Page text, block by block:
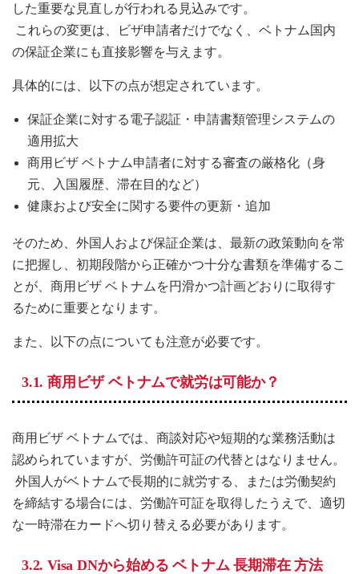
した重要な見直しが行われる見込みです。
これらの変更は、ビザ申請者だけでなく、ベトナム国内
の保証企業にも直接影響を与えます。
具体的には、以下の点が想定されています。
保証企業に対する電子認証・申請書類管理システムの
適用拡大
商用ビザ ベトナム申請者に対する審査の厳格化（身
元、入国履歴、滞在目的など）
健康および安全に関する要件の更新・追加
そのため、外国人および保証企業は、最新の政策動向を常
に把握し、初期段階から正確かつ十分な書類を準備するこ
とが、商用ビザ ベトナムを円滑かつ計画どおりに取得す
るために重要となります。
また、以下の点についても注意が必要です。
3.1. 商用ビザ ベトナムで就労は可能か？
商用ビザ ベトナムでは、商談対応や短期的な業務活動は
認められていますが、労働許可証の代替とはなりません。
外国人がベトナムで長期的に就労する、または労働契約
を締結する場合には、労働許可証を取得したうえで、適切
な一時滞在カードへ切り替える必要があります。
3.2. Visa DNから始める ベトナム 長期滞在 方法